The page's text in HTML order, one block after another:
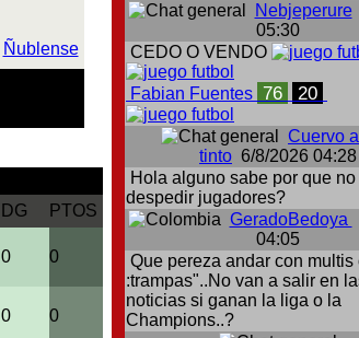
Ñublense
DG PTOS
0 0
0 0
Nebjeperure
05:30
CEDO O VENDO
Fabian Fuentes 76 20
Cuervo
tinto 6/8/2026 04:28
Hola alguno sabe por que
despedir jugadores?
GeradoBedoya
04:05
Que pereza andar con multis
:trampas"..No van a salir en
noticias si ganan la liga o la
Champions..?